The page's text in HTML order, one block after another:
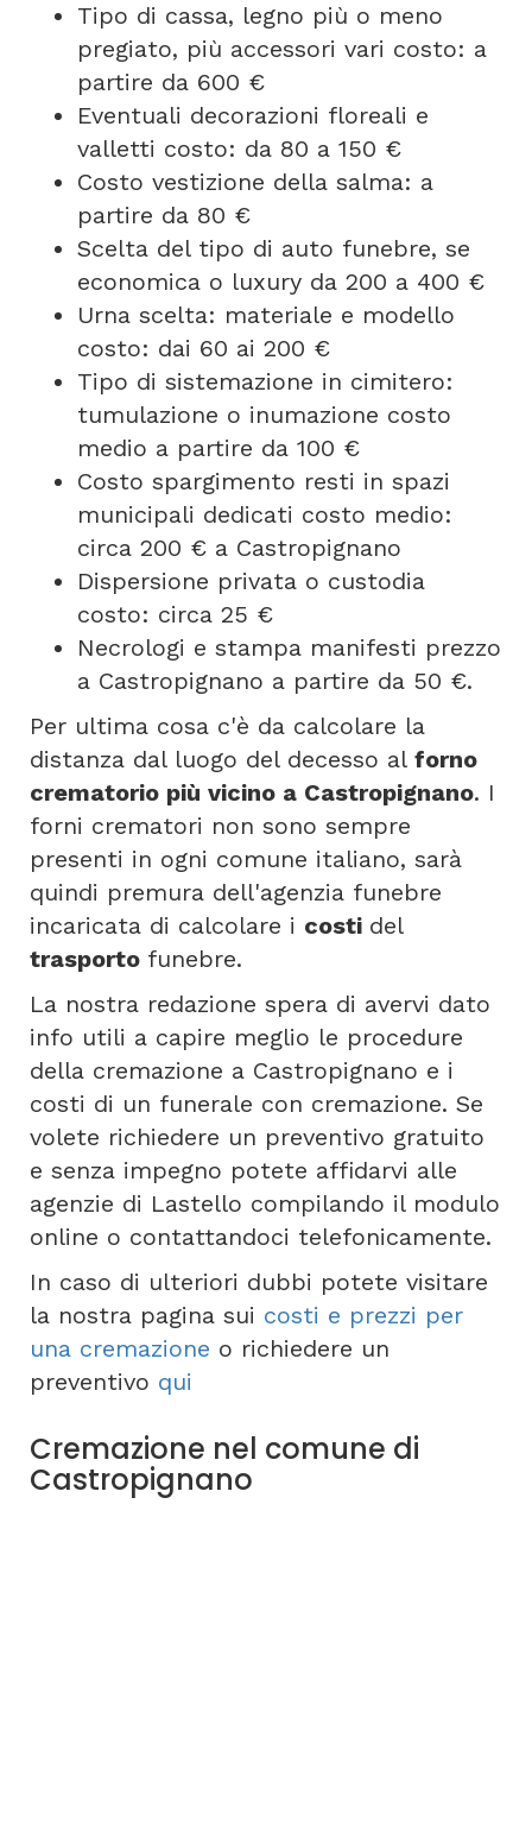
Tipo di cassa, legno più o meno
pregiato, più accessori vari costo: a
partire da 600 €
Eventuali decorazioni floreali e
valletti costo: da 80 a 150 €
Costo vestizione della salma: a
partire da 80 €
Scelta del tipo di auto funebre, se
economica o luxury da 200 a 400 €
Urna scelta: materiale e modello
costo: dai 60 ai 200 €
Tipo di sistemazione in cimitero:
tumulazione o inumazione costo
medio a partire da 100 €
Costo spargimento resti in spazi
municipali dedicati costo medio:
circa 200 € a Castropignano
Dispersione privata o custodia
costo: circa 25 €
Necrologi e stampa manifesti prezzo
a Castropignano a partire da 50 €.
Per ultima cosa c'è da calcolare la
distanza dal luogo del decesso al forno
crematorio più vicino a Castropignano. I
forni crematori non sono sempre
presenti in ogni comune italiano, sarà
quindi premura dell'agenzia funebre
incaricata di calcolare i costi del
trasporto funebre.
La nostra redazione spera di avervi dato
info utili a capire meglio le procedure
della cremazione a Castropignano e i
costi di un funerale con cremazione. Se
volete richiedere un preventivo gratuito
e senza impegno potete affidarvi alle
agenzie di Lastello compilando il modulo
online o contattandoci telefonicamente.
In caso di ulteriori dubbi potete visitare
la nostra pagina sui costi e prezzi per
una cremazione o richiedere un
preventivo qui
Cremazione nel comune di
Castropignano